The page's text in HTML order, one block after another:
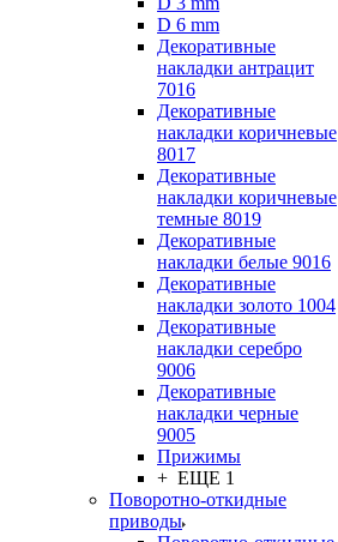
D 6 mm
Декоративные
накладки антрацит
7016
Декоративные
накладки коричневые
8017
Декоративные
накладки коричневые
темные 8019
Декоративные
накладки белые 9016
Декоративные
накладки золото 1004
Декоративные
накладки серебро
9006
Декоративные
накладки черные
9005
Прижимы
+ ЕЩЕ 1
Поворотно-откидные
приводы